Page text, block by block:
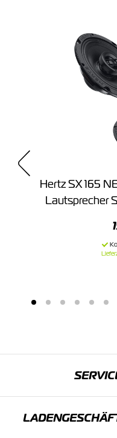
Hertz SX 165
Lautsprecher